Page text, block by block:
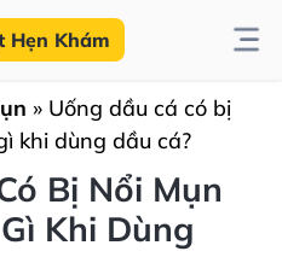
Hẹn Khám
» Uống dầu cá có bị
khi dùng dầu cá?
Bị Nổi Mụn
Khi Dùng